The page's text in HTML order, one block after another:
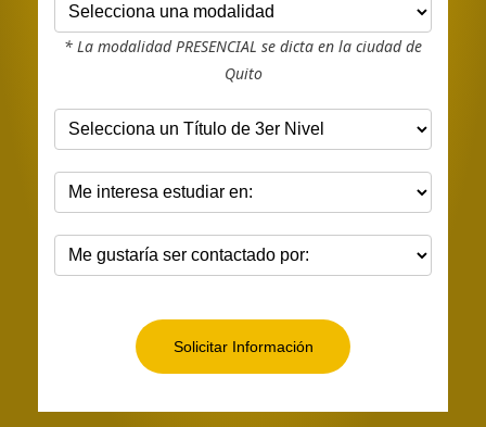
* La modalidad PRESENCIAL se dicta en la ciudad de
Quito